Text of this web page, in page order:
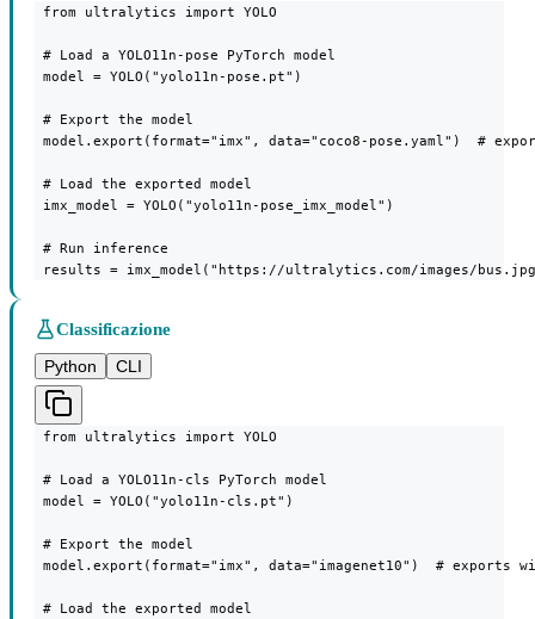
from ultralytics import YOLO
# Load a YOLO11n-pose PyTorch model
model = YOLO("yolo11n-pose.pt")
# Export the model
model.export(format="imx", data="coco8-pose.yaml")  #
# Load the exported model
imx_model = YOLO("yolo11n-pose_imx_model")
# Run inference
results = imx_model("https://ultralytics.com/images/
Classificazione
Python
CLI
from ultralytics import YOLO
# Load a YOLO11n-cls PyTorch model
model = YOLO("yolo11n-cls.pt")
# Export the model
model.export(format="imx", data="imagenet10")  # exports
# Load the exported model